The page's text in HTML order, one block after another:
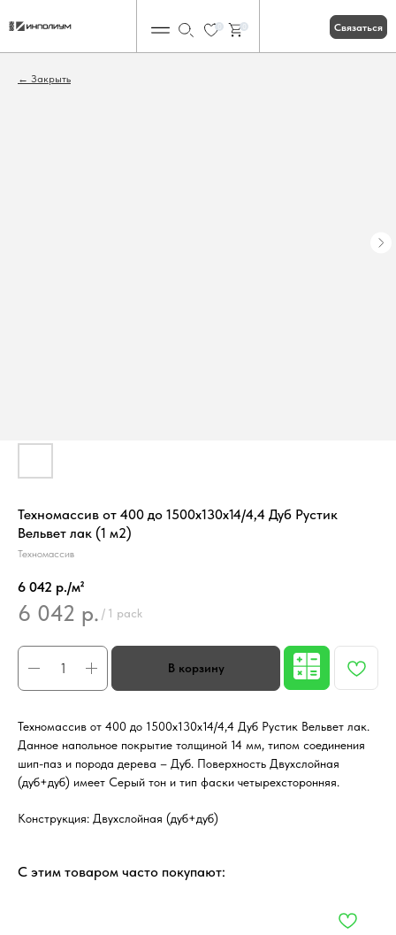
Связаться
Закрыть
Техномассив от 400 до 1500х130х14/4,4 Дуб Рустик
Вельвет лак (1 м2)
Техномассив
6 042 р./м²
6 042 р. / 1 pack
Техномассив от 400 до 1500х130х14/4,4 Дуб Рустик Вельвет лак.
Данное напольное покрытие толщиной 14 мм, типом соединения
шип-паз и порода дерева – Дуб. Поверхность Двухслойная
(дуб+дуб) имеет Серый тон и тип фаски четырехсторонняя.
Конструкция: Двухслойная (дуб+дуб)
С этим товаром часто покупают: